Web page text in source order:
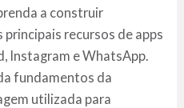
a construir
recursos de apps
Instagram e WhatsApp.
fundamentos da
utilizada para